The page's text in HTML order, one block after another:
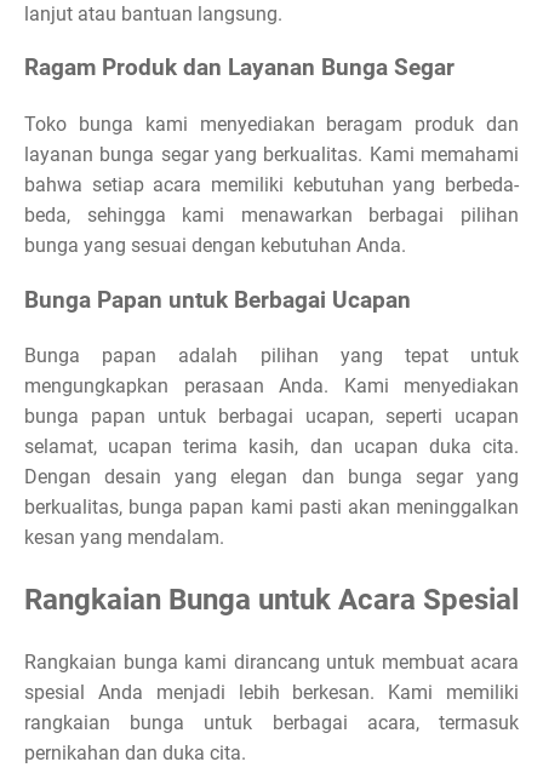
lanjut atau bantuan langsung.
Ragam Produk dan Layanan Bunga Segar
Toko bunga kami menyediakan beragam produk dan
layanan bunga segar yang berkualitas. Kami memahami
bahwa setiap acara memiliki kebutuhan yang berbeda-
beda, sehingga kami menawarkan berbagai pilihan
bunga yang sesuai dengan kebutuhan Anda.
Bunga Papan untuk Berbagai Ucapan
Bunga papan adalah pilihan yang tepat untuk
mengungkapkan perasaan Anda. Kami menyediakan
bunga papan untuk berbagai ucapan, seperti ucapan
selamat, ucapan terima kasih, dan ucapan duka cita.
Dengan desain yang elegan dan bunga segar yang
berkualitas, bunga papan kami pasti akan meninggalkan
kesan yang mendalam.
Rangkaian Bunga untuk Acara Spesial
Rangkaian bunga kami dirancang untuk membuat acara
spesial Anda menjadi lebih berkesan. Kami memiliki
rangkaian bunga untuk berbagai acara, termasuk
pernikahan dan duka cita.